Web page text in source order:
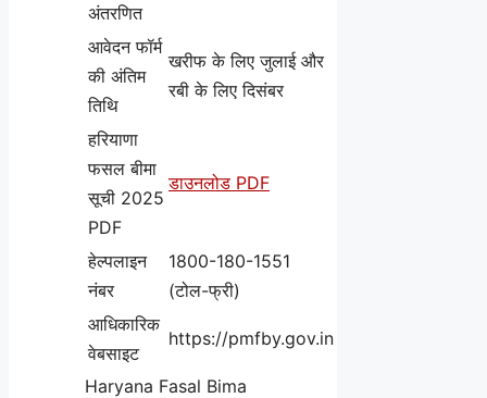
अंतरणित
आवेदन फॉर्म
की अंतिम
तिथि
खरीफ के लिए जुलाई और
रबी के लिए दिसंबर
हरियाणा
फसल बीमा
सूची 2025
PDF
डाउनलोड PDF
हेल्पलाइन
नंबर
1800-180-1551
(टोल-फ्री)
आधिकारिक
वेबसाइट
https://pmfby.gov.in
Haryana Fasal Bima